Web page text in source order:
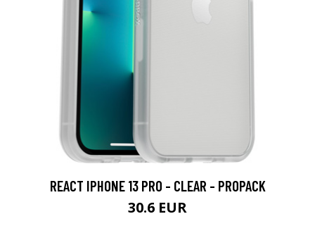
REACT IPHONE 13 PRO - CLEAR - PROPACK
30.6 EUR